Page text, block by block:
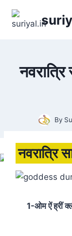
नवरात्रि
By
नवरात्रि
1-ओम ऐं ह्रीं